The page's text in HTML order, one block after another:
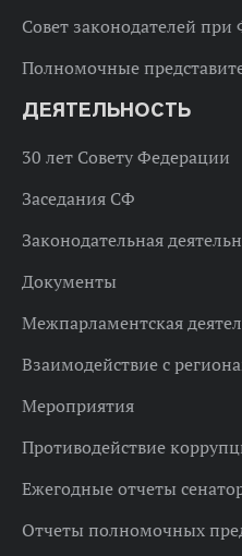
Совет законодателей
Полномочные
ДЕЯТЕЛЬНОСТЬ
30 лет Совету Федерации
Заседания СФ
Законодательная
Документы
Межпарламентская
Взаимодействие с
Мероприятия
Противодействие
Ежегодные отчеты
Отчеты полномочных